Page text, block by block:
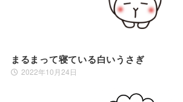
まるまって寝ている白いうさぎ
2022年10月24日